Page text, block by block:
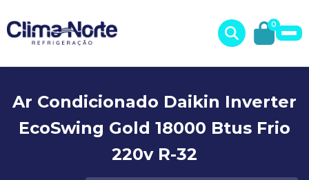
0
Ar Condicionado Daikin Inverter
EcoSwing Gold 18000 Btus Frio
220v R-32